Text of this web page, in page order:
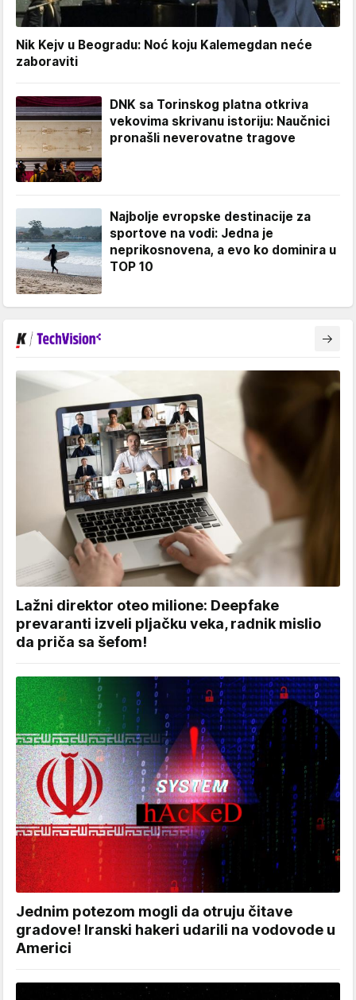
Nik Kejv u Beogradu: Noć koju Kalemegdan neće
zaboraviti
DNK sa Torinskog platna otkriva
vekovima skrivanu istoriju: Naučnici
pronašli neverovatne tragove
Najbolje evropske destinacije za
sportove na vodi: Jedna je
neprikosnovena, a evo ko dominira u
TOP 10
Lažni direktor oteo milione: Deepfake
prevaranti izveli pljačku veka, radnik mislio
da priča sa šefom!
Jednim potezom mogli da otruju čitave
gradove! Iranski hakeri udarili na vodovode u
Americi